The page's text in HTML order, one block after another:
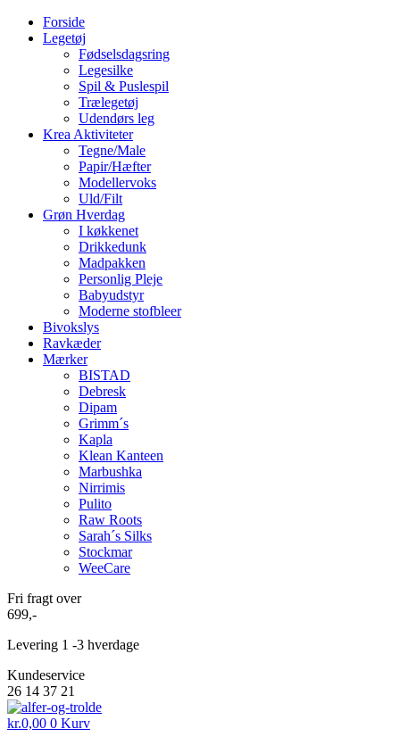
Forside
Legetøj
Fødselsdagsring
Legesilke
Spil & Puslespil
Trælegetøj
Udendørs leg
Krea Aktiviteter
Tegne/Male
Papir/Hæfter
Modellervoks
Uld/Filt
Grøn Hverdag
I køkkenet
Drikkedunk
Madpakken
Personlig Pleje
Babyudstyr
Moderne stofbleer
Bivokslys
Ravkæder
Mærker
BISTAD
Debresk
Dipam
Grimm´s
Kapla
Klean Kanteen
Marbushka
Nirrimis
Pulito
Raw Roots
Sarah´s Silks
Stockmar
WeeCare
Fri fragt over
699,-
Levering 1 -3 hverdage
Kundeservice
26 14 37 21
kr.0,00 0 Kurv